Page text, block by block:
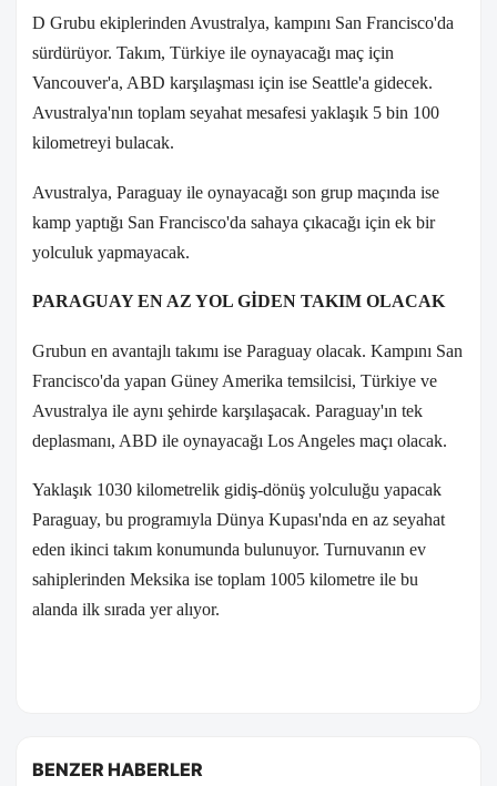
D Grubu ekiplerinden Avustralya, kampını San Francisco'da
sürdürüyor. Takım, Türkiye ile oynayacağı maç için
Vancouver'a, ABD karşılaşması için ise Seattle'a gidecek.
Avustralya'nın toplam seyahat mesafesi yaklaşık 5 bin 100
kilometreyi bulacak.
Avustralya, Paraguay ile oynayacağı son grup maçında ise
kamp yaptığı San Francisco'da sahaya çıkacağı için ek bir
yolculuk yapmayacak.
PARAGUAY EN AZ YOL GİDEN TAKIM OLACAK
Grubun en avantajlı takımı ise Paraguay olacak. Kampını San
Francisco'da yapan Güney Amerika temsilcisi, Türkiye ve
Avustralya ile aynı şehirde karşılaşacak. Paraguay'ın tek
deplasmanı, ABD ile oynayacağı Los Angeles maçı olacak.
Yaklaşık 1030 kilometrelik gidiş-dönüş yolculuğu yapacak
Paraguay, bu programıyla Dünya Kupası'nda en az seyahat
eden ikinci takım konumunda bulunuyor. Turnuvanın ev
sahiplerinden Meksika ise toplam 1005 kilometre ile bu
alanda ilk sırada yer alıyor.
BENZER HABERLER